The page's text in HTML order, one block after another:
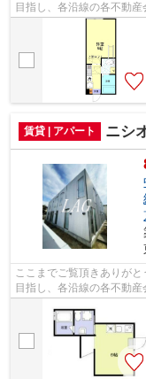
目指し、各沿線の各不動
様へ提供しております！最
賃貸 | アパート ニシ
ここまでご覧頂きありが
目指し、各沿線の各不動